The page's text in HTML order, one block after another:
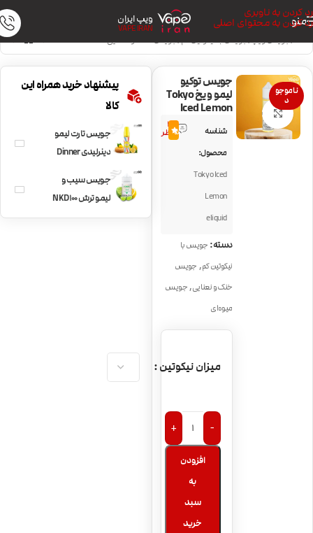
رد کردن به ناوبری
رد کردن به محتوای اصلی
منو ویپ ایران
VAPE IRAN
خانه/جویس ویپ/جویس با نیکوتین کم/جویس خنک و نعنایی
ناموجو
د
بزرگنمایی تصویر
جویس توکیو
لیمو و یخ Tokyo
Iced Lemon
شناسه
محصول:
Tokyo Iced
Lemon
eliquid
3
نظر5.0
دسته: جویس با
نیکوتین کم, جویس
خنک و نعنایی,جویس
میوه‌ای
میزان نیکوتین
-
+
افزودن
به
سبد
خرید
پیشنهاد خرید همراه این
کالا
جویس تارت لیمو
دینرلیدی Dinner
جویس سیب و
لیمو ترش NKD100
Green Lemon